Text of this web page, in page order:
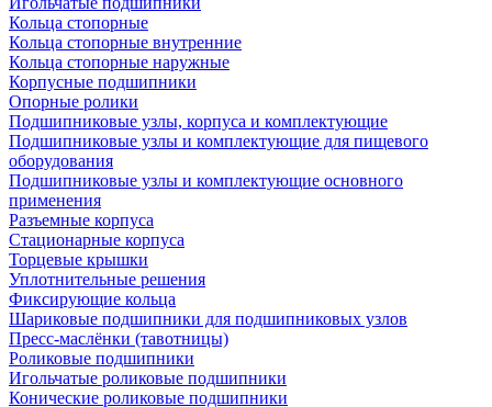
Кольца стопорные
Кольца стопорные внутренние
Кольца стопорные наружные
Корпусные подшипники
Опорные ролики
Подшипниковые узлы, корпуса и комплектующие
Подшипниковые узлы и комплектующие для пищевого
оборудования
Подшипниковые узлы и комплектующие основного
применения
Разъемные корпуса
Стационарные корпуса
Торцевые крышки
Уплотнительные решения
Фиксирующие кольца
Шариковые подшипники для подшипниковых узлов
Пресс-маслёнки (тавотницы)
Роликовые подшипники
Игольчатые роликовые подшипники
Конические роликовые подшипники